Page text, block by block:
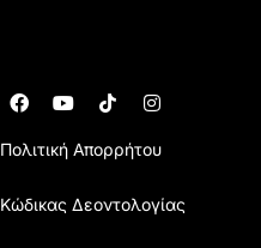
Πολιτική Απορρήτου
Κώδικας Δεοντολογίας